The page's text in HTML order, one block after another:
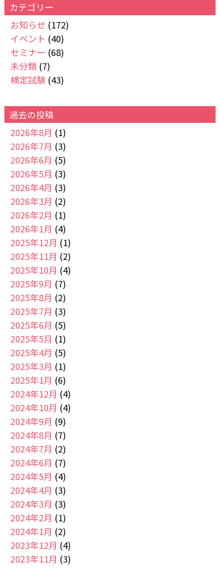
カテゴリー
お知らせ (172)
イベント (40)
セミナー (68)
未分類 (7)
検定試験 (43)
過去の投稿
2026年8月 (1)
2026年7月 (3)
2026年6月 (5)
2026年5月 (3)
2026年4月 (3)
2026年3月 (2)
2026年2月 (1)
2026年1月 (4)
2025年12月 (1)
2025年11月 (2)
2025年10月 (4)
2025年9月 (7)
2025年8月 (2)
2025年7月 (3)
2025年6月 (5)
2025年5月 (1)
2025年4月 (5)
2025年3月 (1)
2025年1月 (6)
2024年12月 (4)
2024年10月 (4)
2024年9月 (9)
2024年8月 (7)
2024年7月 (2)
2024年6月 (7)
2024年5月 (4)
2024年4月 (3)
2024年3月 (3)
2024年2月 (1)
2024年1月 (2)
2023年12月 (4)
2023年11月 (3)